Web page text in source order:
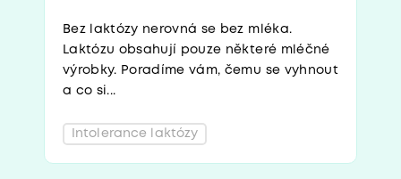
Bez laktózy nerovná se bez mléka.
Laktózu obsahují pouze některé mléčné
výrobky. Poradíme vám, čemu se vyhnout
a co si...
Intolerance laktózy